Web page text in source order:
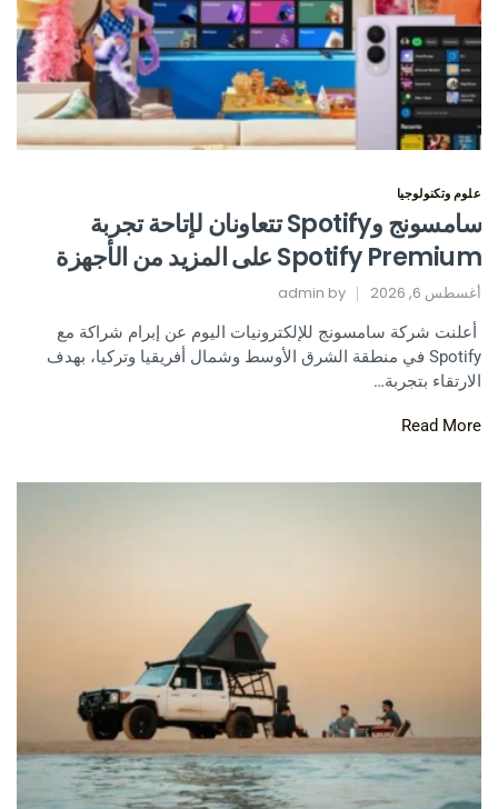
علوم وتكنولوجيا
سامسونج وSpotify تتعاونان لإتاحة تجربة
Spotify Premium على المزيد من الأجهزة
أغسطس 6, 2026 admin
أعلنت شركة سامسونج للإلكترونيات اليوم عن إبرام شراكة مع
Spotify في منطقة الشرق الأوسط وشمال أفريقيا وتركيا، بهدف
الارتقاء بتجربة…
Read More